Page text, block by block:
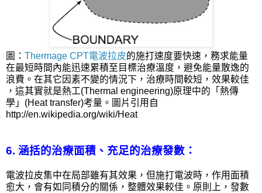
圖： Thermage CPT電波拉皮的施打速度要快速，務求能量
在最短時間內能迅速累積至目標治療溫度，避免能量散逸的
浪費。在其它因素不變的情況下，治療時間較短，效果較佳
，這其實就是熱工(Thermal engineering)原理中的「熱傳
學」(Heat transfer)考量。圖片引用自
http://en.wikipedia.org/wiki/Heat
6. 涵括的治療面積、充足的治療發數：
電波拉皮集中在局部雖有其效果，但施打電波時，作用面積
愈大，會有如同積分的關係，整體效果較佳。原則上，發數